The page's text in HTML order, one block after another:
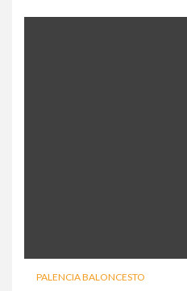
PALENCIA BALONCESTO